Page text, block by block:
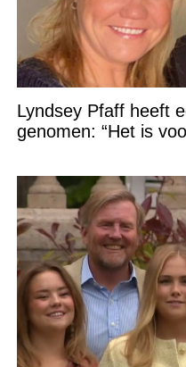
Lyndsey Pfaff heeft
genomen: “Het is